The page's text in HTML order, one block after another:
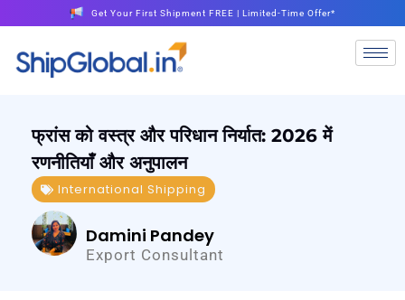
Get Your First Shipment FREE | Limited-Time Offer*
फ्रांस को वस्त्र और परिधान निर्यात: 2026 में
रणनीतियाँ और अनुपालन
International Shipping
Damini Pandey
Export Consultant